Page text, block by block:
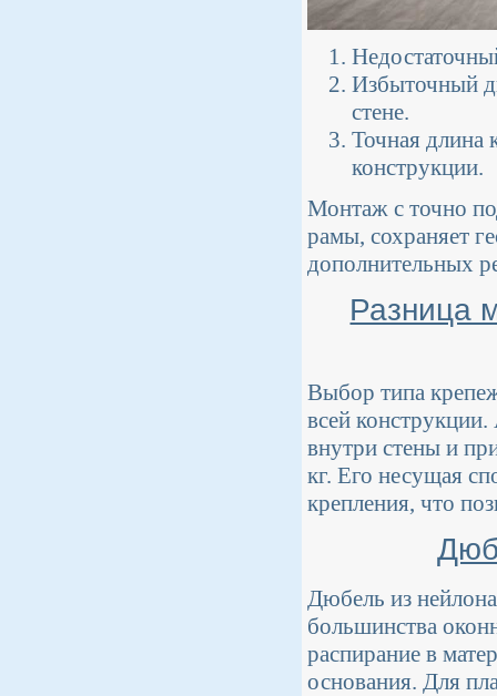
Избыточный
стене.
Точная длина
конструкции.
Монтаж с точно
рамы, сохраняет
дополнительных
Разница
Выбор типа
всей конструкции.
внутри стены и
кг. Его несущая
крепления, что
Дюбель из
большинства
распирание в
основания. Для